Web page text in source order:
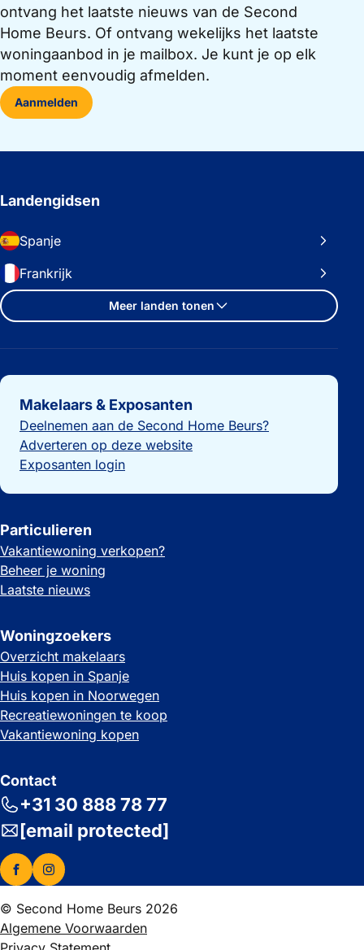
ontvang het laatste nieuws van de Second
Home Beurs. Of ontvang wekelijks het laatste
woningaanbod in je mailbox. Je kunt je op elk
moment eenvoudig afmelden.
Aanmelden
Landengidsen
Spanje
Frankrijk
Meer landen tonen
Belangrijke links
Makelaars & Exposanten
Deelnemen aan de Second Home Beurs?
Adverteren op deze website
Exposanten login
Particulieren
Vakantiewoning verkopen?
Beheer je woning
Laatste nieuws
Woningzoekers
Overzicht makelaars
Huis kopen in Spanje
Huis kopen in Noorwegen
Recreatiewoningen te koop
Vakantiewoning kopen
Contact
+31 30 888 78 77
[email protected]
© Second Home Beurs 2026
Algemene Voorwaarden